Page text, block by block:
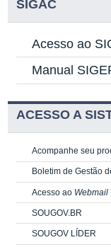
SIGAC
Acesso ao
Manual
ACESSO A
Acompanhe seu
Boletim de Gestão
Acesso ao Webmail
SOUGOV.BR
SOUGOV LÍDER